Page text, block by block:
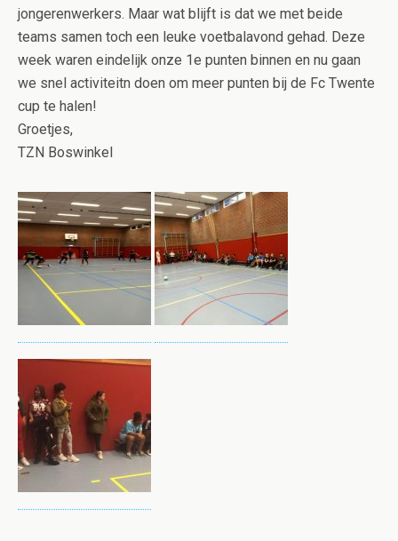
jongerenwerkers. Maar wat blijft is dat we met beide
teams samen toch een leuke voetbalavond gehad. Deze
week waren eindelijk onze 1e punten binnen en nu gaan
we snel activiteitn doen om meer punten bij de Fc Twente
cup te halen!
Groetjes,
TZN Boswinkel